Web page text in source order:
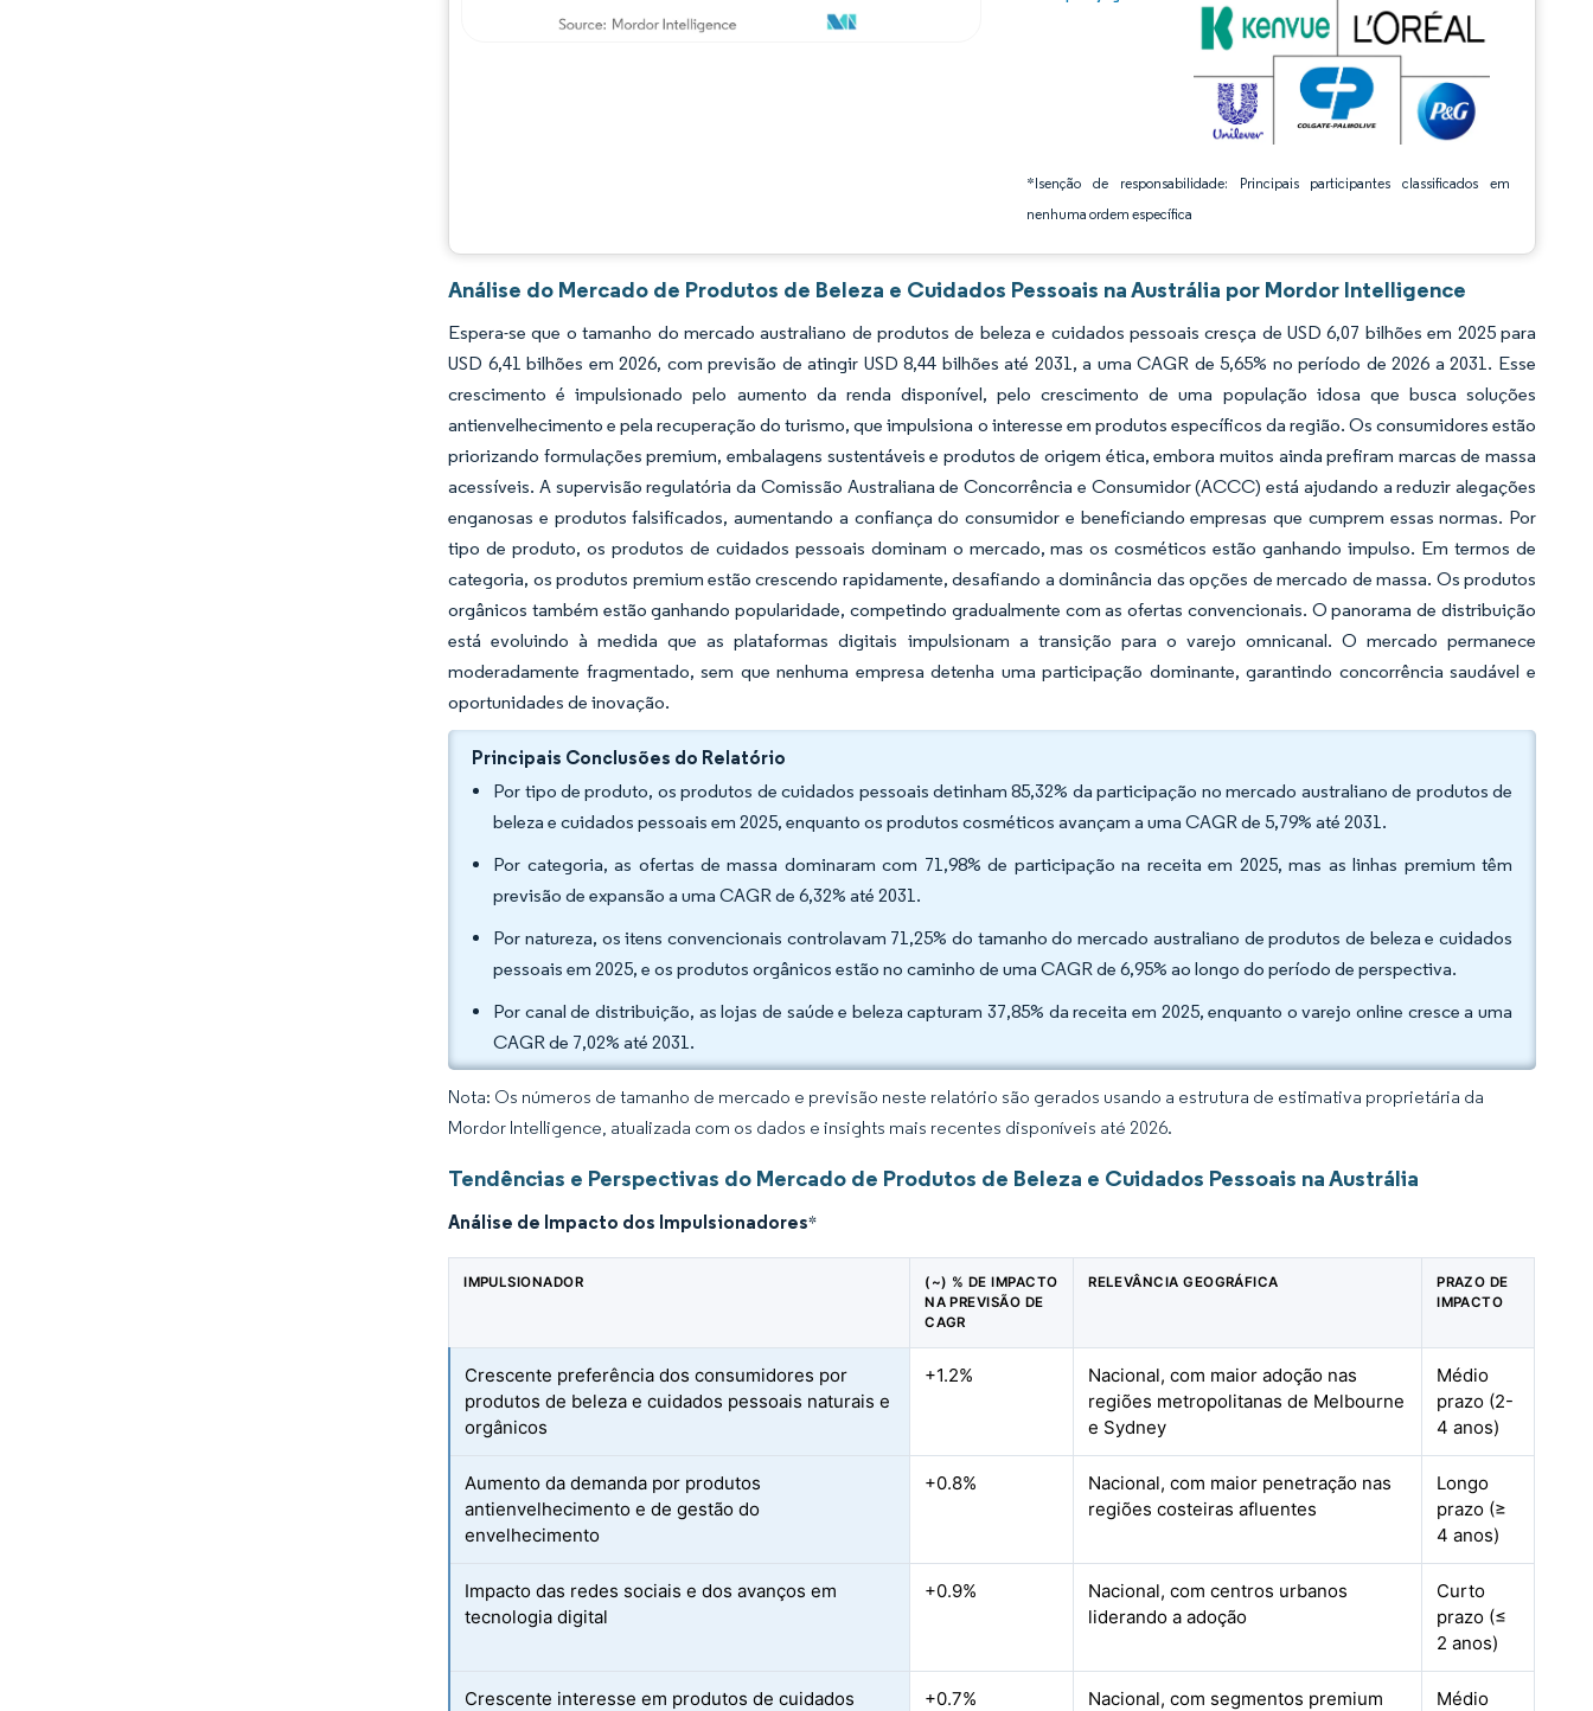
*Isenção de responsabilidade: Principais participantes classificados em
nenhuma ordem específica
Análise do Mercado de Produtos de Beleza e Cuidados Pessoais na Austrália por Mordor Intelligence
Espera-se que o tamanho do mercado australiano de produtos de beleza e cuidados pessoais cresça de USD 6,07 bilhões em 2025 para
USD 6,41 bilhões em 2026, com previsão de atingir USD 8,44 bilhões até 2031, a uma CAGR de 5,65% no período de 2026 a 2031. Esse
crescimento é impulsionado pelo aumento da renda disponível, pelo crescimento de uma população idosa que busca soluções
antienvelhecimento e pela recuperação do turismo, que impulsiona o interesse em produtos específicos da região. Os consumidores estão
priorizando formulações premium, embalagens sustentáveis e produtos de origem ética, embora muitos ainda prefiram marcas de massa
acessíveis. A supervisão regulatória da Comissão Australiana de Concorrência e Consumidor (ACCC) está ajudando a reduzir alegações
enganosas e produtos falsificados, aumentando a confiança do consumidor e beneficiando empresas que cumprem essas normas. Por
tipo de produto, os produtos de cuidados pessoais dominam o mercado, mas os cosméticos estão ganhando impulso. Em termos de
categoria, os produtos premium estão crescendo rapidamente, desafiando a dominância das opções de mercado de massa. Os produtos
orgânicos também estão ganhando popularidade, competindo gradualmente com as ofertas convencionais. O panorama de distribuição
está evoluindo à medida que as plataformas digitais impulsionam a transição para o varejo omnicanal. O mercado permanece
moderadamente fragmentado, sem que nenhuma empresa detenha uma participação dominante, garantindo concorrência saudável e
oportunidades de inovação.
Principais Conclusões do Relatório
Por tipo de produto, os produtos de cuidados pessoais detinham 85,32% da participação no mercado australiano de produtos de
beleza e cuidados pessoais em 2025, enquanto os produtos cosméticos avançam a uma CAGR de 5,79% até 2031.
Por categoria, as ofertas de massa dominaram com 71,98% de participação na receita em 2025, mas as linhas premium têm
previsão de expansão a uma CAGR de 6,32% até 2031.
Por natureza, os itens convencionais controlavam 71,25% do tamanho do mercado australiano de produtos de beleza e cuidados
pessoais em 2025, e os produtos orgânicos estão no caminho de uma CAGR de 6,95% ao longo do período de perspectiva.
Por canal de distribuição, as lojas de saúde e beleza capturam 37,85% da receita em 2025, enquanto o varejo online cresce a uma
CAGR de 7,02% até 2031.
Nota: Os números de tamanho de mercado e previsão neste relatório são gerados usando a estrutura de estimativa proprietária da
Mordor Intelligence, atualizada com os dados e insights mais recentes disponíveis até 2026.
Tendências e Perspectivas do Mercado de Produtos de Beleza e Cuidados Pessoais na Austrália
Análise de Impacto dos Impulsionadores*
IMPULSIONADOR
(~) % DE IMPACTO
NA PREVISÃO DE
CAGR
RELEVÂNCIA GEOGRÁFICA
PRAZO DE
IMPACTO
Crescente preferência dos consumidores por
produtos de beleza e cuidados pessoais naturais e
orgânicos
+1.2%
Nacional, com maior adoção nas
regiões metropolitanas de Melbourne
e Sydney
Médio
prazo (2-
4 anos)
Aumento da demanda por produtos
antienvelhecimento e de gestão do
envelhecimento
+0.8%
Nacional, com maior penetração nas
regiões costeiras afluentes
Longo
prazo (≥
4 anos)
Impacto das redes sociais e dos avanços em
tecnologia digital
+0.9%
Nacional, com centros urbanos
liderando a adoção
Curto
prazo (≤
2 anos)
Crescente interesse em produtos de cuidados
+0.7%
Nacional, com segmentos premium
Médio